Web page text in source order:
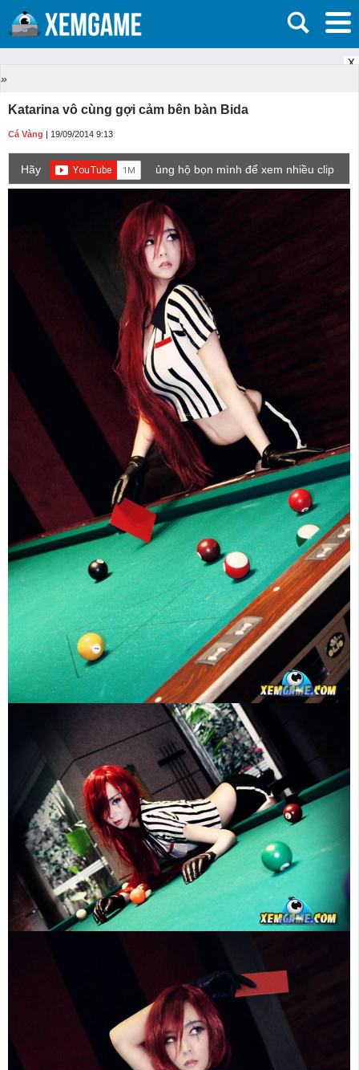
X
»
Katarina vô cùng gợi cảm bên bàn Bida
Cá Vàng | 19/09/2014 9:13
Hãy
ủng hộ bọn mình để xem nhiều clip
game mới hơn nhé!